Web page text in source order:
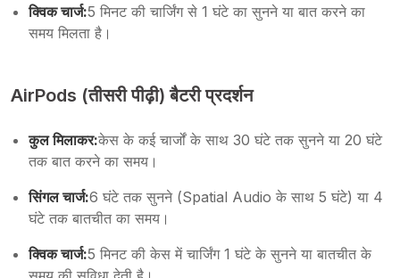
क्विक चार्ज:5 मिनट की चार्जिंग से 1 घंटे का सुनने या बात करने का
समय मिलता है।
AirPods (तीसरी पीढ़ी) बैटरी प्रदर्शन
कुल मिलाकर:केस के कई चार्जों के साथ 30 घंटे तक सुनने या 20 घंटे
तक बात करने का समय।
सिंगल चार्ज:6 घंटे तक सुनने (Spatial Audio के साथ 5 घंटे) या 4
घंटे तक बातचीत का समय।
क्विक चार्ज:5 मिनट की केस में चार्जिंग 1 घंटे के सुनने या बातचीत के